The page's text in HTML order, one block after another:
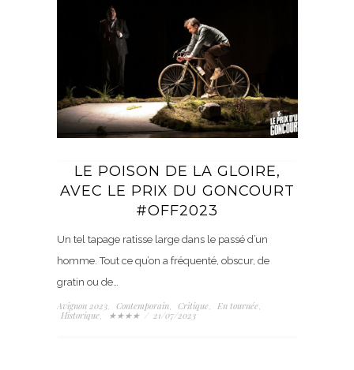
LE POISON DE LA GLOIRE,
AVEC LE PRIX DU GONCOURT
#OFF2023
Un tel tapage ratisse large dans le passé d’un
homme. Tout ce qu’on a fréquenté, obscur, de
gratin ou de…
Avignon 2023, Contemporain, Critique, En tournée,
Historique, ★★★★ / 21/07/2023